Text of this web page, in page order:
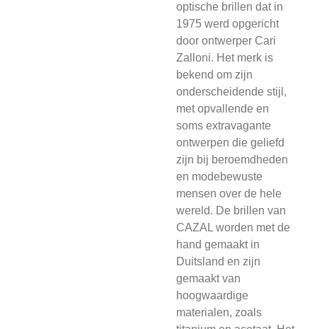
optische brillen dat in
1975 werd opgericht
door ontwerper Cari
Zalloni. Het merk is
bekend om zijn
onderscheidende stijl,
met opvallende en
soms extravagante
ontwerpen die geliefd
zijn bij beroemdheden
en modebewuste
mensen over de hele
wereld. De brillen van
CAZAL worden met de
hand gemaakt in
Duitsland en zijn
gemaakt van
hoogwaardige
materialen, zoals